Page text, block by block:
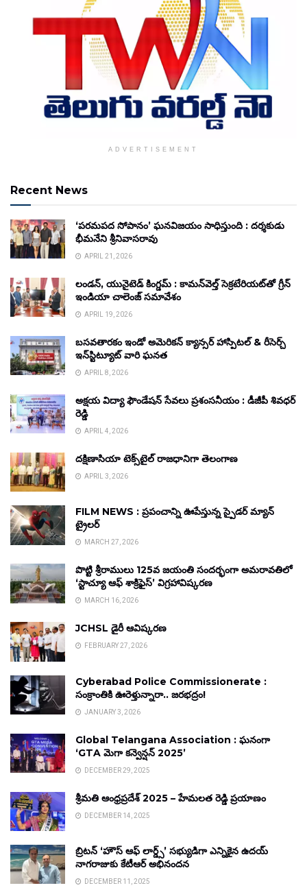
ADVERTISEMENT
Recent News
‘పరమపద సోపానం’ ఘనవిజయం సాధిస్తుంది : దర్శకుడు
భీమనేని శ్రీనివాసరావు
APRIL 21, 2026
లండన్, యునైటెడ్ కింగ్డమ్ : కామన్‌వెల్త్ సెక్రటేరియట్‌తో గ్రీన్
ఇండియా చాలెంజ్ సమావేశం
APRIL 19, 2026
బసవతారకం ఇండో అమెరికన్ క్యాన్సర్ హాస్పిటల్ & రీసెర్చ్
ఇన్‌స్టిట్యూట్ వారి ఘనత
APRIL 8, 2026
అక్షయ విద్యా ఫౌండేషన్ సేవలు ప్రశంసనీయం : డీజీపీ శివధర్
రెడ్డి
APRIL 4, 2026
దక్షిణాసియా టెక్స్‌టైల్ రాజధానిగా తెలంగాణ
APRIL 3, 2026
FILM NEWS : ప్రపంచాన్ని ఊపేస్తున్న స్పైడర్ మ్యాన్
ట్రైలర్
MARCH 27, 2026
పొట్టి శ్రీరాములు 125వ జయంతి సందర్భంగా అమరావతిలో
‘స్టాచ్యూ ఆఫ్ శాక్రిఫైస్’ విగ్రహావిష్కరణ
MARCH 16, 2026
JCHSL డైరీ ఆవిష్కరణ
FEBRUARY 27, 2026
Cyberabad Police Commissionerate :
సంక్రాంతికి ఊరెళ్తున్నారా.. జరభద్రం!
JANUARY 3, 2026
Global Telangana Association : ఘనంగా
‘GTA మెగా కన్వెన్షన్ 2025’
DECEMBER 29, 2025
శ్రీమతి ఆంధ్రప్రదేశ్ 2025 – హేమలత రెడ్డి ప్రయాణం
DECEMBER 14, 2025
బ్రిటన్ ‘హౌస్ ఆఫ్ లార్డ్స్’ సభ్యుడిగా ఎన్నికైన ఉదయ్
నాగరాజుకు కేటీఆర్ అభినందన
DECEMBER 11, 2025